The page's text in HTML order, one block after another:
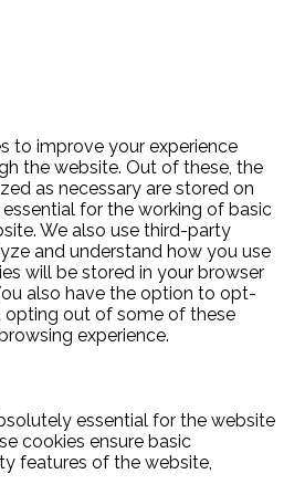
to improve your experience
the website. Out of these, the
as necessary are stored on
for the working of basic
We also use third-party
and understand how you use
will be stored in your browser
also have the option to opt-
opting out of some of these
experience.
essential for the website
cookies ensure basic
features of the website,